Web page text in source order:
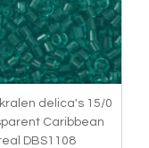
delica's 15/0
Caribbean
DBS1108